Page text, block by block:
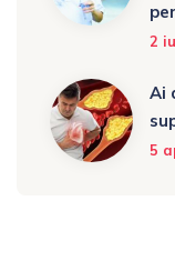
2
Ai
5